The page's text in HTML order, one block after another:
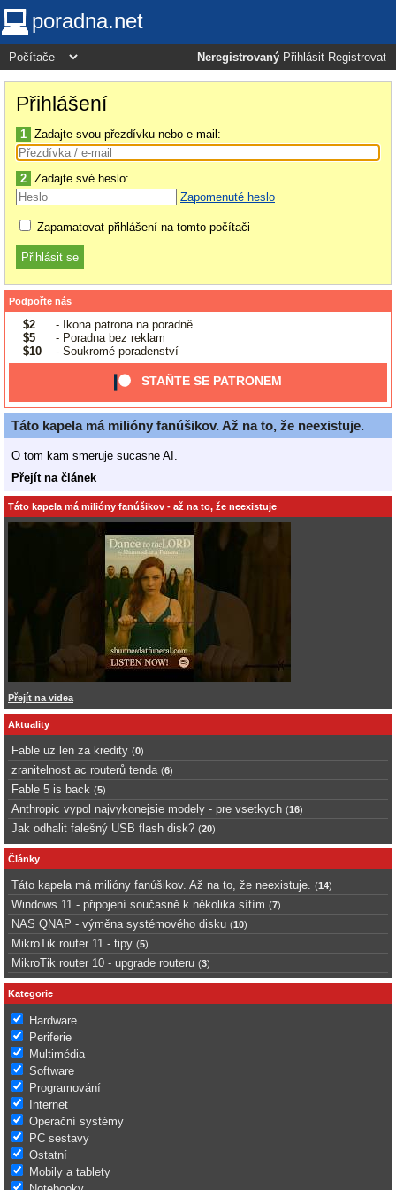
poradna.net
Neregistrovaný Přihlásit Registrovat
Přihlášení
1 Zadajte svou přezdívku nebo e-mail:
2 Zadajte své heslo:
Zapomenuté heslo
Zapamatovat přihlášení na tomto počítači
Podpořte nás
$2
- Ikona patrona na poradně
$5
- Poradna bez reklam
$10
- Soukromé poradenství
STAŇTE SE PATRONEM
Táto kapela má milióny fanúšikov. Až na to, že neexistuje.
O tom kam smeruje sucasne AI.
Přejít na článek
Táto kapela má milióny fanúšikov - až na to, že neexistuje
Přejít na videa
Aktuality
Fable uz len za kredity (0)
zranitelnost ac routerů tenda (6)
Fable 5 is back (5)
Anthropic vypol najvykonejsie modely - pre vsetkych (16)
Jak odhalit falešný USB flash disk? (20)
Články
Táto kapela má milióny fanúšikov. Až na to, že neexistuje. (14)
Windows 11 - připojení současně k několika sítím (7)
NAS QNAP - výměna systémového disku (10)
MikroTik router 11 - tipy (5)
MikroTik router 10 - upgrade routeru (3)
Kategorie
Hardware
Periferie
Multimédia
Software
Programování
Internet
Operační systémy
PC sestavy
Ostatní
Mobily a tablety